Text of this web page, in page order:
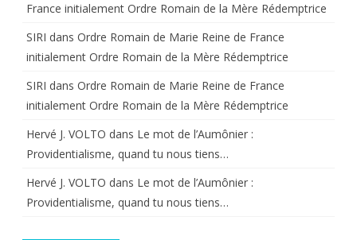
France initialement Ordre Romain de la Mère Rédemptrice
SIRI dans Ordre Romain de Marie Reine de France
initialement Ordre Romain de la Mère Rédemptrice
SIRI dans Ordre Romain de Marie Reine de France
initialement Ordre Romain de la Mère Rédemptrice
Hervé J. VOLTO dans Le mot de l’Aumônier :
Providentialisme, quand tu nous tiens…
Hervé J. VOLTO dans Le mot de l’Aumônier :
Providentialisme, quand tu nous tiens…